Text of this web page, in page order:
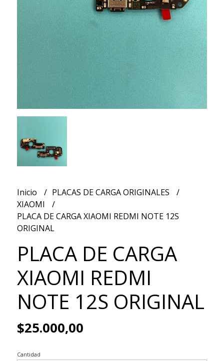
Inicio
PLACAS DE CARGA ORIGINALES
XIAOMI
PLACA DE CARGA XIAOMI REDMI NOTE 12S
ORIGINAL
PLACA DE CARGA
XIAOMI REDMI
NOTE 12S ORIGINAL
$25.000,00
Cantidad